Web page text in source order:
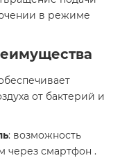
в режиме
от бактерий и
: возможность
через смартфон .